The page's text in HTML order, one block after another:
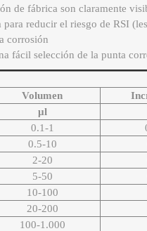
de fábrica son claramente
para reducir el riesgo de RSI
corrosión
fácil selección de la punta
Volumen
μl
0.1-1
0.5-10
2-20
5-50
10-100
20-200
100-1.000